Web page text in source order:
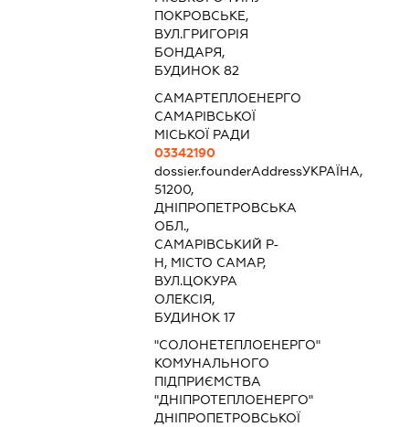
ПОКРОВСЬКЕ,
ВУЛ.ГРИГОРІЯ
БОНДАРЯ,
БУДИНОК 82
САМАРТЕПЛОЕНЕРГО
САМАРІВСЬКОЇ
МІСЬКОЇ РАДИ
03342190
dossier.founderAddressУКРАЇНА,
51200,
ДНІПРОПЕТРОВСЬКА
ОБЛ.,
САМАРІВСЬКИЙ Р-
Н, МІСТО САМАР,
ВУЛ.ЦОКУРА
ОЛЕКСІЯ,
БУДИНОК 17
"СОЛОНЕТЕПЛОЕНЕРГО"
КОМУНАЛЬНОГО
ПІДПРИЄМСТВА
"ДНІПРОТЕПЛОЕНЕРГО"
ДНІПРОПЕТРОВСЬКОЇ